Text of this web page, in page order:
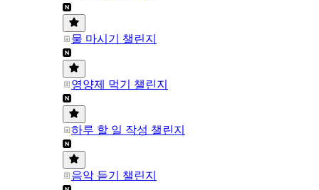
물 마시기 챌린지
영양제 먹기 챌린지
하루 할 일 작성 챌린지
음악 듣기 챌린지